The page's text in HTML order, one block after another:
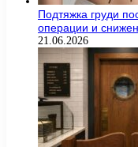
Подтяжка груди
операции и
21.06.2026